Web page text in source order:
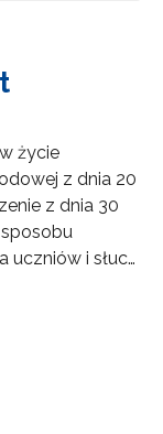
życie
z dnia 20
z dnia 30
uczniów i słuc…